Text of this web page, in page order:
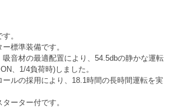
。
標準装備です。
音材の最適配置により、54.5dbの静かな運転
、1/4負荷時)しました。
ルの採用により、18.1時間の長時間運転を実
ーター付です。